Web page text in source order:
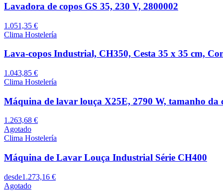
Lavadora de copos GS 35, 230 V, 2800002
1.051,35 €
Clima Hostelería
Lava-copos Industrial, CH350, Cesta 35 x 35 cm,
1.043,85 €
Clima Hostelería
Máquina de lavar louça X25E, 2790 W, tamanho da
1.263,68 €
Agotado
Clima Hostelería
Máquina de Lavar Louça Industrial Série CH400
desde1.273,16 €
Agotado